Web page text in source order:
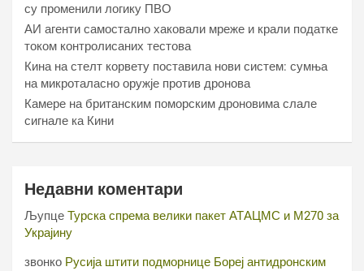
су променили логику ПВО
АИ агенти самостално хаковали мреже и крали податке
током контролисаних тестова
Кина на стелт корвету поставила нови систем: сумња
на микроталасно оружје против дронова
Камере на британским поморским дроновима слале
сигнале ка Кини
Недавни коментари
Љупце Турска спрема велики пакет АТАЦМС и М270 за
Украјину
звонко Русија штити подморнице Бореј антидронским